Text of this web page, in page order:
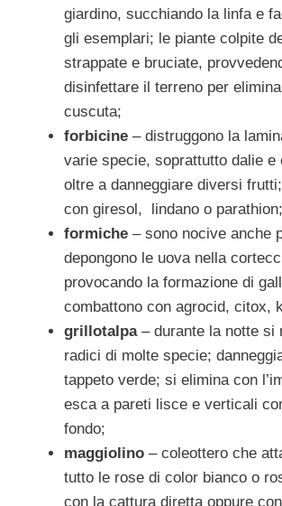
giardino, succhiando la linfa e
gli esemplari; le piante colpite
strappate e bruciate,
disinfettare il terreno per
cuscuta;
forbicine – distruggono la
varie specie, soprattutto dalie e
oltre a danneggiare diversi
con giresol, lindano o parathion;
formiche – sono nocive anche
depongono le uova nella
provocando la formazione di
combattono con agrocid, citox,
grillotalpa – durante la notte si
radici di molte specie;
tappeto verde; si elimina con
esca a pareti lisce e verticali
fondo;
maggiolino – coleottero che
tutto le rose di color bianco o
con la cattura diretta oppure